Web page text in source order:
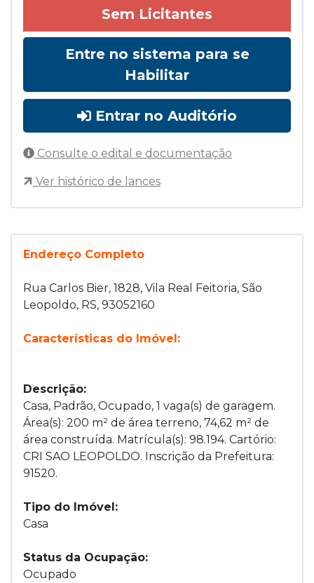
Endereço Completo
Rua Carlos Bier, 1828, Vila Real Feitoria, São
Leopoldo, RS, 93052160
Características do Imóvel:
Descrição:
Casa, Padrão, Ocupado, 1 vaga(s) de garagem.
Área(s): 200 m² de área terreno, 74,62 m² de
área construída. Matrícula(s): 98.194. Cartório:
CRI SAO LEOPOLDO. Inscrição da Prefeitura:
91520.
Tipo do Imóvel:
Casa
Status da Ocupação:
Ocupado
Sem Licitantes
Entre no sistema para se
Habilitar
Entrar no Auditório
Consulte o edital e documentação
Ver histórico de lances